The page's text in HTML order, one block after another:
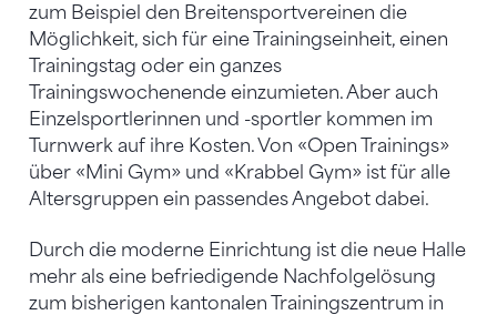
zum Beispiel den Breitensportvereinen die
Möglichkeit, sich für eine Trainingseinheit, einen
Trainingstag oder ein ganzes
Trainingswochenende einzumieten. Aber auch
Einzelsportlerinnen und -sportler kommen im
Turnwerk auf ihre Kosten. Von «Open Trainings»
über «Mini Gym» und «Krabbel Gym» ist für alle
Altersgruppen ein passendes Angebot dabei.
Durch die moderne Einrichtung ist die neue Halle
mehr als eine befriedigende Nachfolgelösung
zum bisherigen kantonalen Trainingszentrum in